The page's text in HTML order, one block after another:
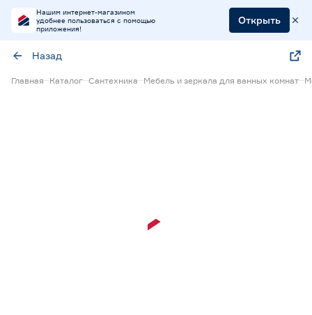
Нашим интернет-магазином
удобнее пользоваться с помощью
приложения!
Открыть
Назад
Главная Каталог Сантехника Мебель и зеркала для ванных комнат